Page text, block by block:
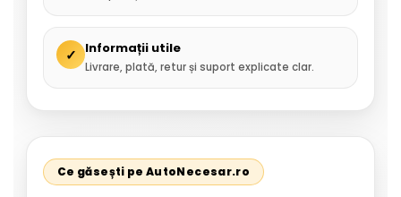
✓ Informații utile
Livrare, plată, retur și suport explicate clar.
Ce găsești pe AutoNecesar.ro